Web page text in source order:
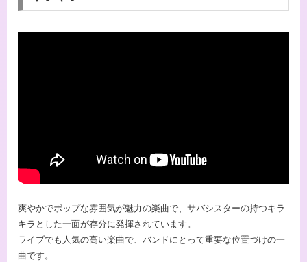
爽やかでポップな雰囲気が魅力の楽曲で、サバシスターの持つキラ
キラとした一面が存分に発揮されています。
ライブでも人気の高い楽曲で、バンドにとって重要な位置づけの一
曲です。